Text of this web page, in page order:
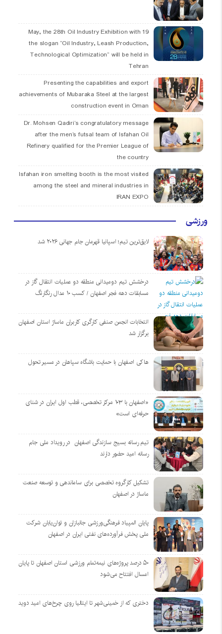
19 May, the 28th Oil Industry Exhibition with
the slogan “Oil Industry, Leash Production,
Technological Optimization” will be held in
Tehran
Presenting the capabilities and export
achievements of Mubaraka Steel at the largest
construction event in Oman
Dr. Mohsen Qadiri’s congratulatory message
after the men’s futsal team of Isfahan Oil
Refinery qualified for the Premier League of
the country
Isfahan iron smelting booth is the most visited
among the steel and mineral industries in
IRAN EXPO
ورزشی
لایق‌ترین تیم؛ اسپانیا قهرمان جام جهانی ۲۰۲۶ شد
درخشش تیم دومیدانی منطقه دو عملیات انتقال گاز در
مسابقات دهه فجر اصفهان / کسب ۱۰ مدال رنگارنگ
انتخابات انجمن صنفی کارگری کاربران ماساژ استان اصفهان
برگزار شد
هاکی اصفهان با حمایت باشگاه سپاهان در مسیر تحول
«اصفهان با ۱۰۳ مرکز تخصصی، قطب اول ایران در شنای
حرفه‌ای است»
تیم رسانه بسیج سازندگی اصفهان در رویداد ملی جام
رسانه امید حضور دارند
تشکیل کارگروه تخصصی برای ساماندهی و توسعه صنعت
ماساژ در اصفهان
پایان المپیاد فرهنگی‌ورزشی جانبازان و توان‌یابان شرکت
ملی پخش فرآورده‌های نفتی ایران در اصفهان
۵۰ درصد پروژه‌های نیمه‌تمام ورزشی استان اصفهان تا پایان
امسال افتتاح می‌شود
دختری که از خمینی‌شهر تا ایتالیا روی چرخ‌های امید دوید